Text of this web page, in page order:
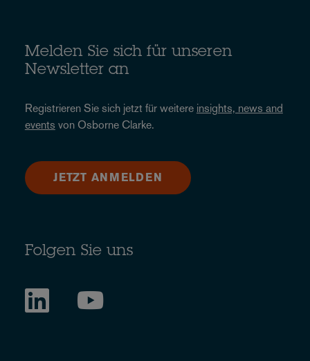
Melden Sie sich für unseren
Newsletter an
Registrieren Sie sich jetzt für weitere insights, news and
events von Osborne Clarke.
JETZT ANMELDEN
Folgen Sie uns